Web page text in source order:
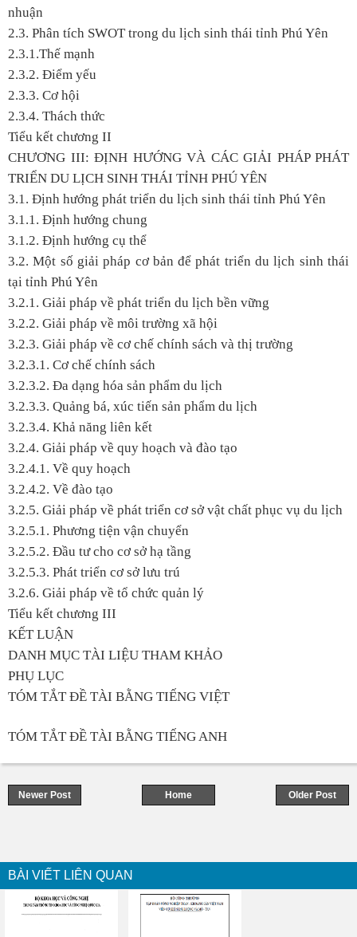
nhuận
2.3. Phân tích SWOT trong du lịch sinh thái tỉnh Phú Yên
2.3.1.Thế mạnh
2.3.2. Điểm yếu
2.3.3. Cơ hội
2.3.4. Thách thức
Tiểu kết chương II
CHƯƠNG III: ĐỊNH HƯỚNG VÀ CÁC GIẢI PHÁP PHÁT
TRIỂN DU LỊCH SINH THÁI TỈNH PHÚ YÊN
3.1. Định hướng phát triển du lịch sinh thái tỉnh Phú Yên
3.1.1. Định hướng chung
3.1.2. Định hướng cụ thể
3.2. Một số giải pháp cơ bản để phát triển du lịch sinh thái
tại tỉnh Phú Yên
3.2.1. Giải pháp về phát triển du lịch bền vững
3.2.2. Giải pháp về môi trường xã hội
3.2.3. Giải pháp về cơ chế chính sách và thị trường
3.2.3.1. Cơ chế chính sách
3.2.3.2. Đa dạng hóa sản phẩm du lịch
3.2.3.3. Quảng bá, xúc tiến sản phẩm du lịch
3.2.3.4. Khả năng liên kết
3.2.4. Giải pháp về quy hoạch và đào tạo
3.2.4.1. Về quy hoạch
3.2.4.2. Về đào tạo
3.2.5. Giải pháp về phát triển cơ sở vật chất phục vụ du lịch
3.2.5.1. Phương tiện vận chuyển
3.2.5.2. Đầu tư cho cơ sở hạ tầng
3.2.5.3. Phát triển cơ sở lưu trú
3.2.6. Giải pháp về tổ chức quản lý
Tiểu kết chương III
KẾT LUẬN
DANH MỤC TÀI LIỆU THAM KHẢO
PHỤ LỤC
TÓM TẮT ĐỀ TÀI BẰNG TIẾNG VIỆT
TÓM TẮT ĐỀ TÀI BẰNG TIẾNG ANH
Newer Post Older Post
Home
BÀI VIẾT LIÊN QUAN